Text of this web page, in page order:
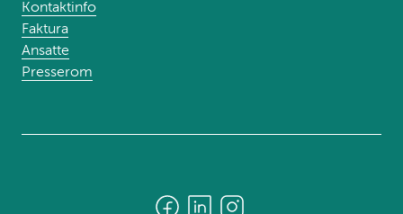
Kontaktinfo
Faktura
Ansatte
Presserom